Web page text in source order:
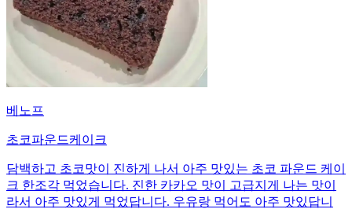
베노프
초코파운드케이크
담백하고 초코맛이 진하게 나서 아주 맛있는 초코 파운드 케이
크 한조각 먹었습니다. 진한 카카오 맛이 고급지게 나는 맛이
라서 아주 맛있게 먹었답니다. 우유랑 먹어도 아주 맛있답니